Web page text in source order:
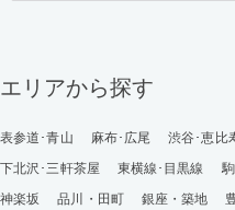
エリアから探す
表参道･青山 麻布･広尾 渋谷･恵比
下北沢･三軒茶屋
東横線･目黒線
神楽坂
品川・田町 銀座・築地